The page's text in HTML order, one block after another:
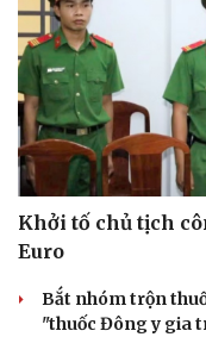
Khởi tố chủ tịch
Euro
Bắt nhóm trộn
"thuốc Đông y gia